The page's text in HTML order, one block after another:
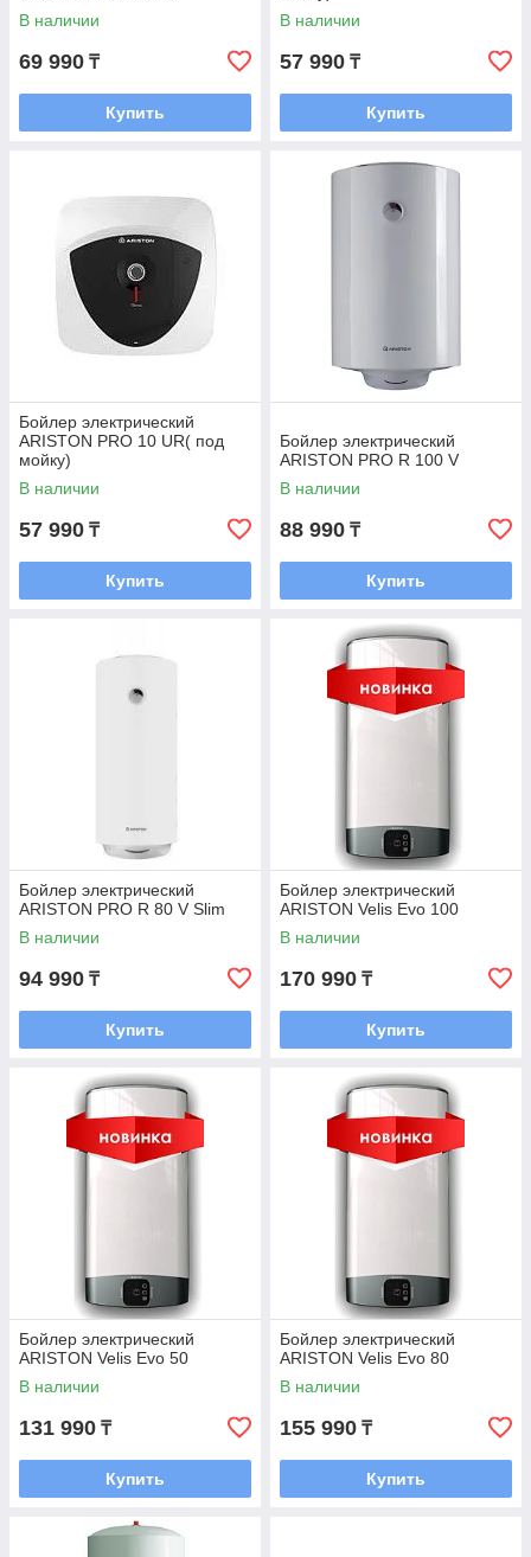
В наличии
69 990 ₸
Купить
В наличии
57 990 ₸
Купить
Бойлер электрический
ARISTON PRO 10 UR( под
мойку)
В наличии
57 990 ₸
Купить
Бойлер электрический
ARISTON PRO R 100 V
В наличии
88 990 ₸
Купить
Бойлер электрический
ARISTON PRO R 80 V Slim
В наличии
94 990 ₸
Купить
Бойлер электрический
ARISTON Velis Evo 100
В наличии
170 990 ₸
Купить
Бойлер электрический
ARISTON Velis Evo 50
В наличии
131 990 ₸
Купить
Бойлер электрический
ARISTON Velis Evo 80
В наличии
155 990 ₸
Купить